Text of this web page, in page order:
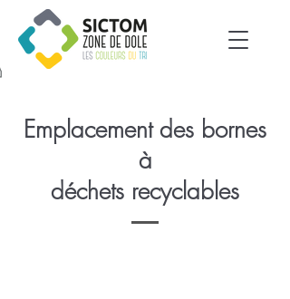
Emplacement des bornes
à
déchets recyclables